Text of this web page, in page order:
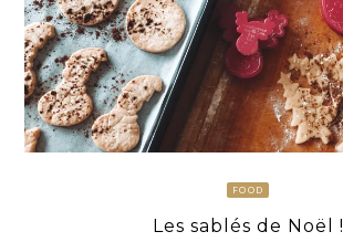
FOOD
Les sablés de Noël !